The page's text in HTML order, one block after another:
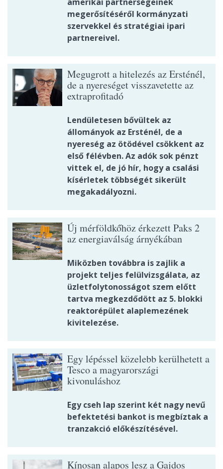
megerősítéséről kormányzati
szervekkel és stratégiai ipari
partnereivel.
Megugrott a hitelezés az Ersténél,
de a nyereséget visszavetette az
extraprofitadó
Lendületesen bővültek az
állományok az Ersténél, de a
nyereség az ötödével csökkent az
első félévben. Az adók sok pénzt
vittek el, de jó hír, hogy a csalási
kísérletek többségét sikerült
megakadályozni.
Új mérföldkőhöz érkezett Paks 2
az energiaválság árnyékában
Miközben továbbra is zajlik a
projekt teljes felülvizsgálata, az
üzletfolytonosságot szem előtt
tartva megkezdődött az 5. blokki
reaktorépület alaplemezének
kivitelezése.
Egy lépéssel közelebb kerülhetett a
Tesco a magyarországi
kivonuláshoz
Egy cseh lap szerint két nagy nevű
befektetési bankot is megbíztak a
tranzakció előkészítésével.
Kínosan alapos lesz a Gajdos